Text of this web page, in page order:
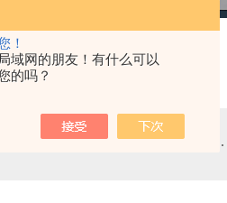
！
域网的朋友！有什么可以
的吗？
产品 加热板
顶置搅拌器